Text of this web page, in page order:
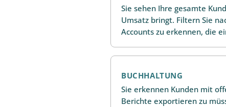
Sie sehen Ihre gesamte
Umsatz bringt. Filtern Sie
Accounts zu erkennen, die
BUCHHALTUNG
Sie erkennen Kunden mit
Berichte exportieren zu